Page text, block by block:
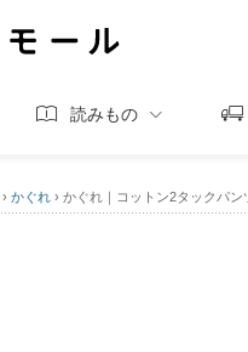
読みもの
› かぐれ › かぐれ｜コットン2タックパン